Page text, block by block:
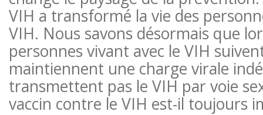
VIH a transformé la vie des
VIH. Nous savons désormais que
personnes vivant avec le VIH
maintiennent une charge virale
transmettent pas le VIH par voie
vaccin contre le VIH est-il toujours